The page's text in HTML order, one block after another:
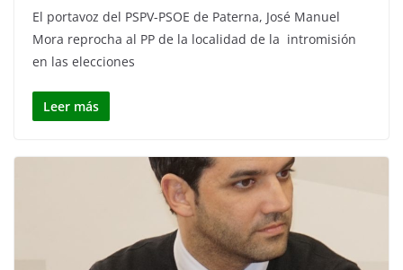
El portavoz del PSPV-PSOE de Paterna, José Manuel
Mora reprocha al PP de la localidad de la intromisión
en las elecciones
Leer más